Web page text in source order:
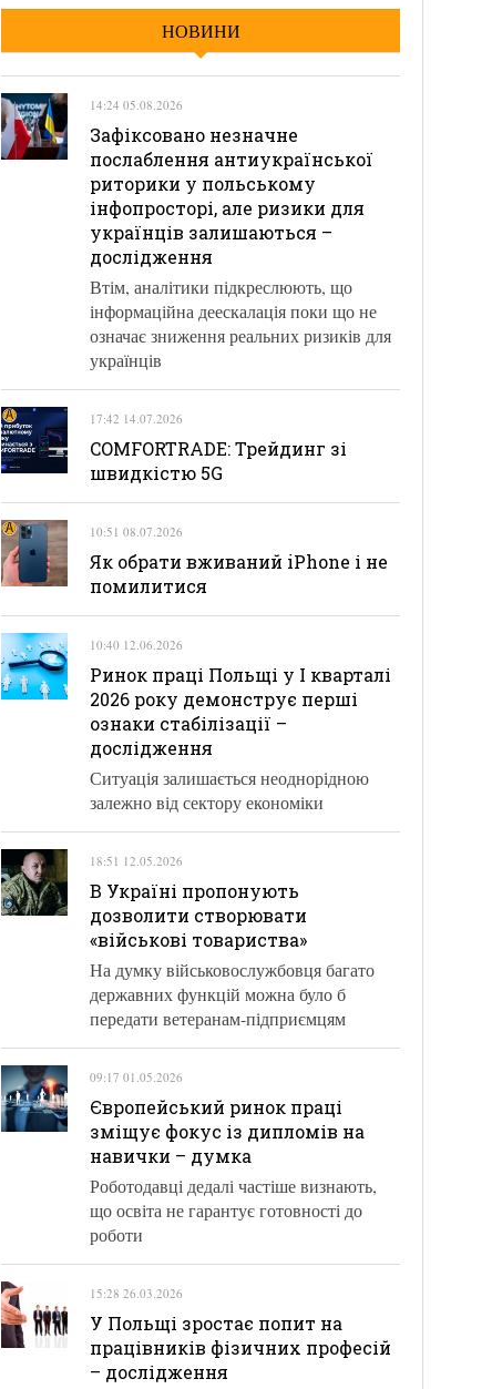
НОВИНИ
14:24 05.08.2026
Зафіксовано незначне
послаблення антиукраїнської
риторики у польському
інфопросторі, але ризики для
українців залишаються –
дослідження
Втім, аналітики підкреслюють, що
інформаційна деескалація поки що не
означає зниження реальних ризиків для
українців
17:42 14.07.2026
COMFORTRADE: Трейдинг зі
швидкістю 5G
10:51 08.07.2026
Як обрати вживаний iPhone і не
помилитися
10:40 12.06.2026
Ринок праці Польщі у І кварталі
2026 року демонструє перші
ознаки стабілізації –
дослідження
Ситуація залишається неоднорідною
залежно від сектору економіки
18:51 12.05.2026
В Україні пропонують
дозволити створювати
«військові товариства»
На думку військовослужбовця багато
державних функцій можна було б
передати ветеранам-підприємцям
09:17 01.05.2026
Європейський ринок праці
зміщує фокус із дипломів на
навички – думка
Роботодавці дедалі частіше визнають,
що освіта не гарантує готовності до
роботи
15:28 26.03.2026
У Польщі зростає попит на
працівників фізичних професій
– дослідження